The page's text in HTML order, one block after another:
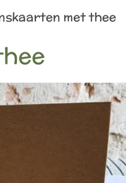
met thee